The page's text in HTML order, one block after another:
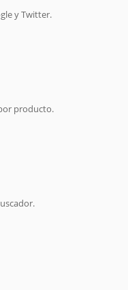
y Twitter.
producto.